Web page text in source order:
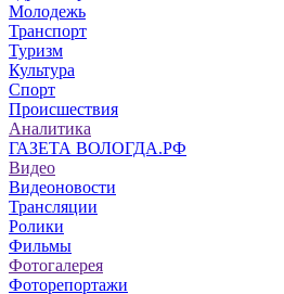
Молодежь
Транспорт
Туризм
Культура
Спорт
Происшествия
Аналитика
ГАЗЕТА ВОЛОГДА.РФ
Видео
Видеоновости
Трансляции
Ролики
Фильмы
Фотогалерея
Фоторепортажи